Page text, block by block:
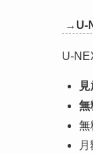
→U-
U-
無
無